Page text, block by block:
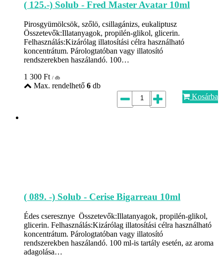
( 125.-) Solub - Fred Master Avatar 10ml
Pirosgyümölcsök, szőlö, csillagánizs, eukaliptusz
Összetevők:Illatanyagok, propilén-glikol, glicerin.
Felhasználás:Kizárólag illatosítási célra használható
koncentrátum. Párologtatóban vagy illatosító
rendszerekben haszálandó. 100…
1 300 Ft / db
Max. rendelhető 6 db
Kosárba
( 089. -) Solub - Cerise Bigarreau 10ml
Édes cseresznye Összetevők:Illatanyagok, propilén-glikol,
glicerin. Felhasználás:Kizárólag illatosítási célra használható
koncentrátum. Párologtatóban vagy illatosító
rendszerekben haszálandó. 100 ml-is tartály esetén, az aroma
adagolása…